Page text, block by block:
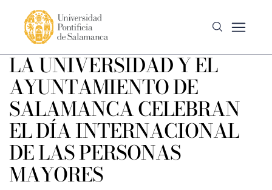
LA UNIVERSIDAD Y EL
AYUNTAMIENTO DE
SALAMANCA CELEBRAN
EL DÍA INTERNACIONAL
DE LAS PERSONAS
MAYORES